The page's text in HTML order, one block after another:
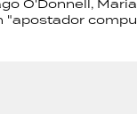
"apostador